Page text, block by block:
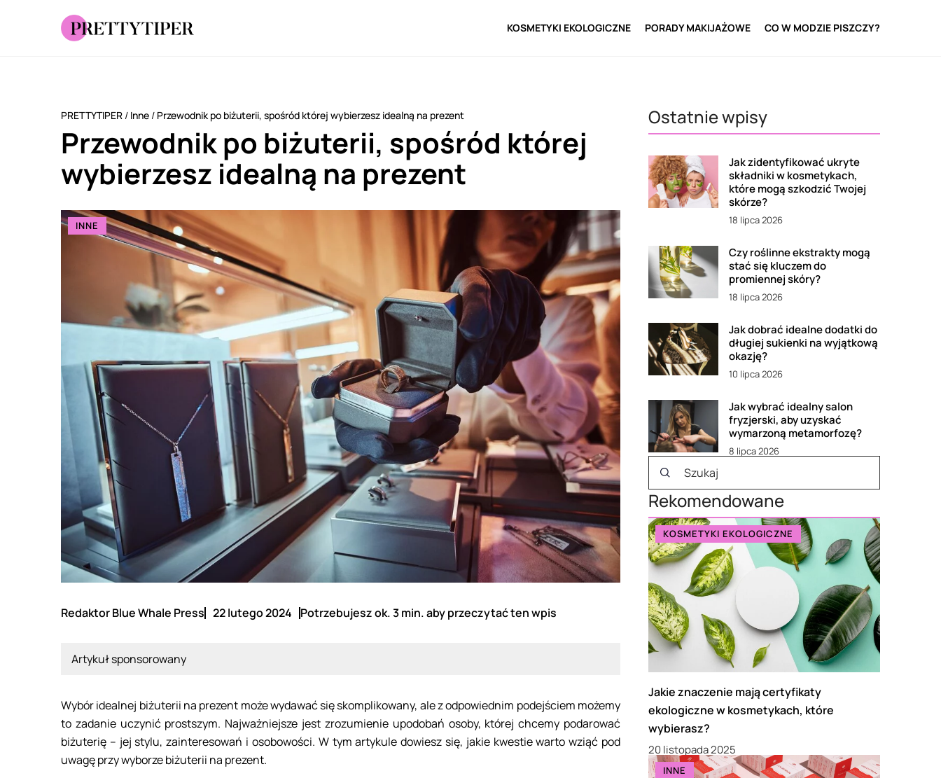
KOSMETYKI EKOLOGICZNE PORADY MAKIJAŻOWE CO W MODZIE PISZCZY?
PRETTYTIPER / Inne / Przewodnik po biżuterii, spośród której wybierzesz idealną na prezent
Przewodnik po biżuterii, spośród której
wybierzesz idealną na prezent
INNE
Redaktor Blue Whale Press 22 lutego 2024 Potrzebujesz ok. 3 min. aby przeczytać ten wpis
Artykuł sponsorowany
Wybór idealnej biżuterii na prezent może wydawać się skomplikowany, ale z odpowiednim podejściem możemy
to zadanie uczynić prostszym. Najważniejsze jest zrozumienie upodobań osoby, której chcemy podarować
biżuterię – jej stylu, zainteresowań i osobowości. W tym artykule dowiesz się, jakie kwestie warto wziąć pod
uwagę przy wyborze biżuterii na prezent.
Ostatnie wpisy
Jak zidentyfikować ukryte
składniki w kosmetykach,
które mogą szkodzić Twojej
skórze?
18 lipca 2026
Czy roślinne ekstrakty mogą
stać się kluczem do
promiennej skóry?
18 lipca 2026
Jak dobrać idealne dodatki do
długiej sukienki na wyjątkową
okazję?
10 lipca 2026
Jak wybrać idealny salon
fryzjerski, aby uzyskać
wymarzoną metamorfozę?
8 lipca 2026
Rekomendowane
KOSMETYKI EKOLOGICZNE
Jakie znaczenie mają certyfikaty
ekologiczne w kosmetykach, które
wybierasz?
20 listopada 2025
INNE